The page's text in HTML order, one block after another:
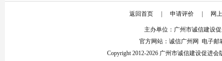
返回首页 申请评价 网
主办单位：广州市诚信建设
官方网站：诚信广州网 电子邮
Copyright 2012-2026 广州市诚信建设促进